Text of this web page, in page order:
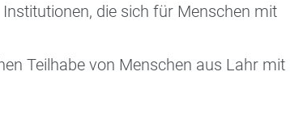
die sich für Menschen mit
Teilhabe von Menschen aus Lahr mit